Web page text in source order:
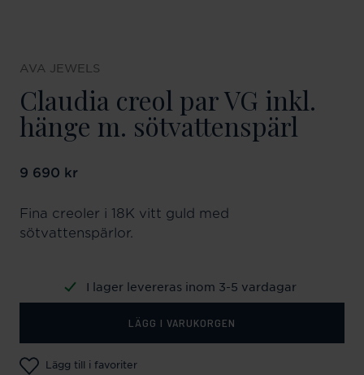
AVA JEWELS
Claudia creol par VG inkl.
hänge m. sötvattenspärl
Pris:9 690 kr
9 690 kr
Fina creoler i 18K vitt guld med
sötvattenspärlor.
I lager levereras inom 3-5 vardagar
LÄGG I VARUKORGEN
Lägg till i favoriter